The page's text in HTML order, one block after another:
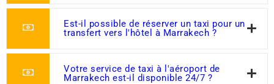
Est-il possible de réserver un taxi pour un
transfert vers l'hôtel à Marrakech ?
Votre service de taxi à l'aéroport de
Marrakech est-il disponible 24/7 ?